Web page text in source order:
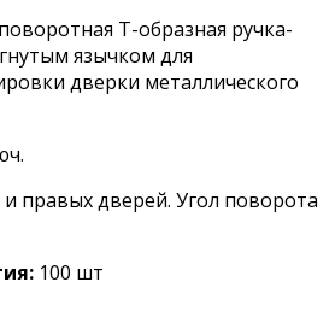
Т-образная ручка-
язычком для
дверки металлического
правых дверей. Угол поворота
100 шт